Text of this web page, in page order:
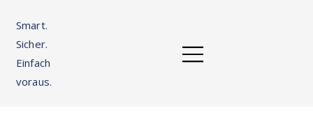
Smart.
Sicher.
Einfach
voraus.